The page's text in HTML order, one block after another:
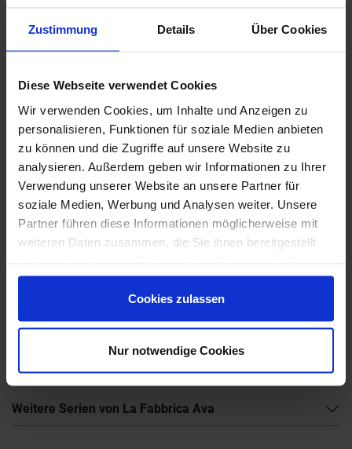
Zustimmung Details Über Cookies
Diese Webseite verwendet Cookies
Wir verwenden Cookies, um Inhalte und Anzeigen zu
personalisieren, Funktionen für soziale Medien anbieten
zu können und die Zugriffe auf unsere Website zu
analysieren. Außerdem geben wir Informationen zu Ihrer
Verwendung unserer Website an unsere Partner für
soziale Medien, Werbung und Analysen weiter. Unsere
Partner führen diese Informationen möglicherweise mit
weiteren Daten zusammen, die Sie ihnen bereitgestellt
gesammelt haben.
Cookies zulassen
Nur notwendige Cookies
Weitere Serien von La Fabbrica Ava